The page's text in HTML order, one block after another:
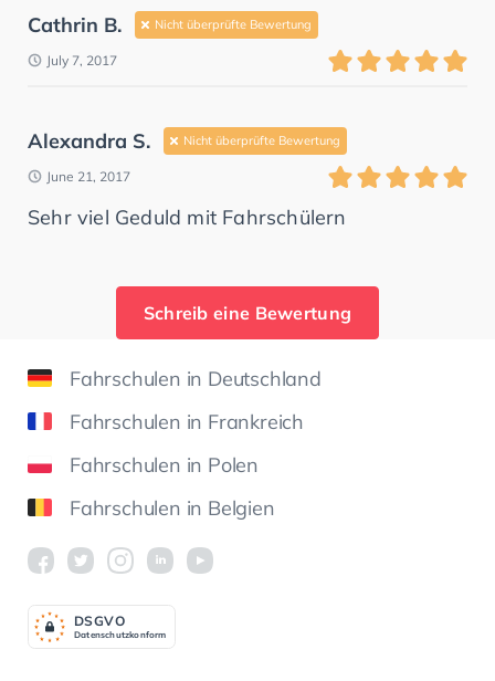
Cathrin B. Nicht überprüfte Bewertung
July 7, 2017
Alexandra S. Nicht überprüfte Bewertung
June 21, 2017
Sehr viel Geduld mit Fahrschülern
Schreib eine Bewertung
Fahrschulen in Deutschland
Fahrschulen in Frankreich
Fahrschulen in Polen
Fahrschulen in Belgien
Datenschutzkonform
DSGVO